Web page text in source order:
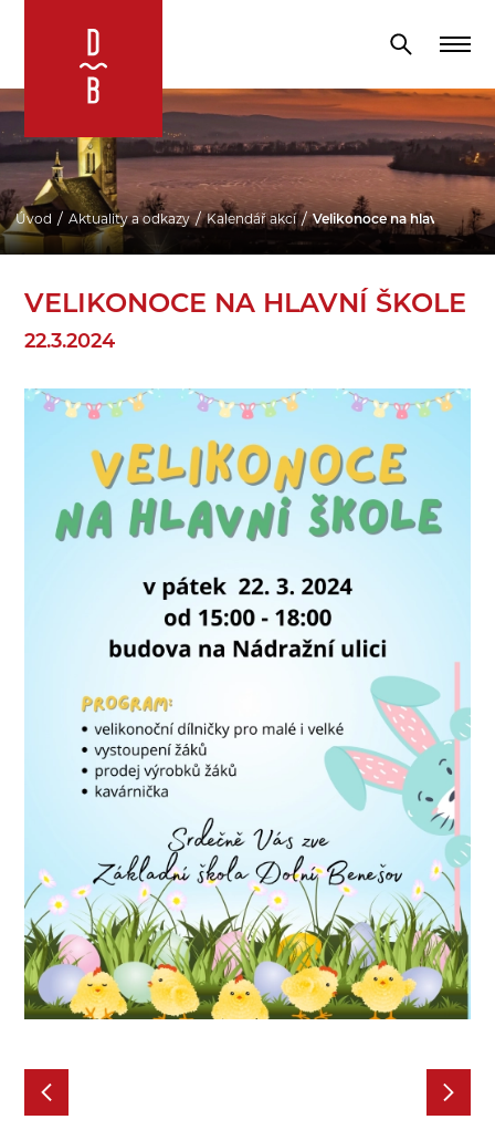
Úvod Aktuality a odkazy Kalendář akcí Velikonoce na hlavní škole
VELIKONOCE NA HLAVNÍ ŠKOLE
22.3.2024